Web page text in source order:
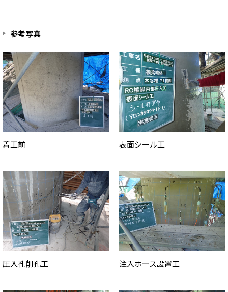
参考写真
着工前 表面シール工
圧入孔削孔工 注入ホース設置工